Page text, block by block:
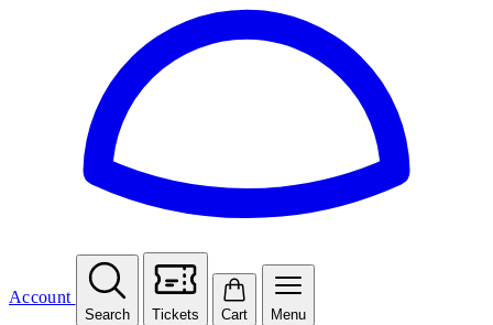
Account
Search Tickets Cart Menu